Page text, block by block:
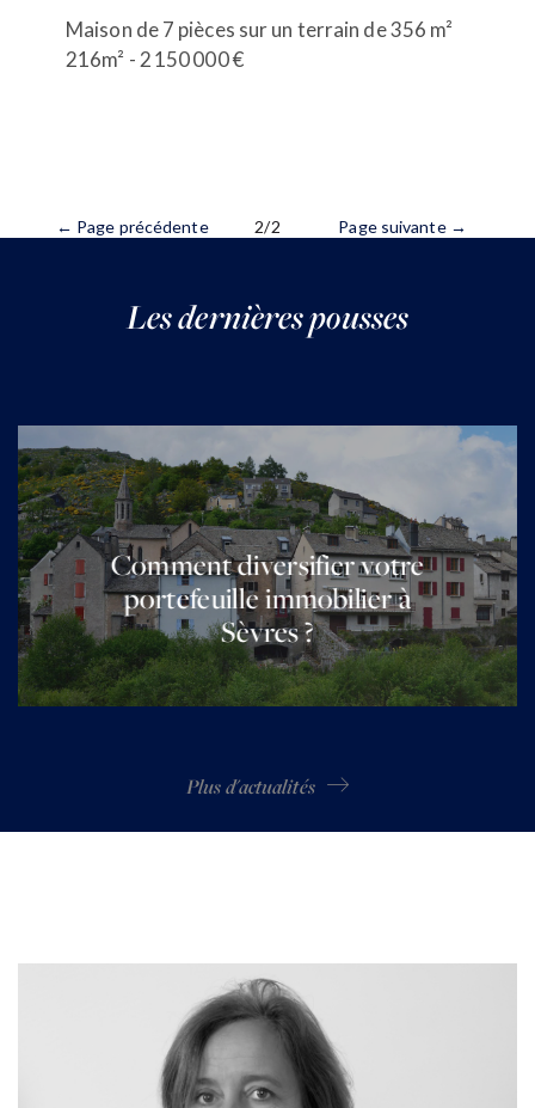
Maison de 7 pièces sur un terrain de 356 m²
216m² - 2 150 000 €
← Page précédente 2/2 Page suivante →
Les dernières pousses
Comment diversifier votre
portefeuille immobilier à
Sèvres ?
Plus d'actualités